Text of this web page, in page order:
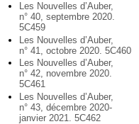
Les Nouvelles d’Auber,
n° 40, septembre 2020.
5C459
Les Nouvelles d’Auber,
n° 41, octobre 2020. 5C460
Les Nouvelles d’Auber,
n° 42, novembre 2020.
5C461
Les Nouvelles d’Auber,
n° 43, décembre 2020-
janvier 2021. 5C462